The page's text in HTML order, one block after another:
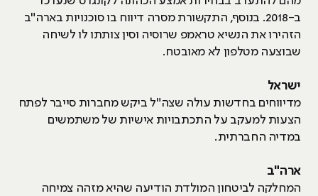
ב-2018. בנוסף, התקשורת מסרה דיווח בו סוכנויות בארה"ב
הזהירו את הנשיא טראמפ שרוסיה וסין צותתו לו לשיחה
שבוצעה מטלפון לא מאובטח.
ישראל
מדיווחים בחדשות עולה שצה"ל ביקש מחברות סייבר לפתח
הצעות למעקב על התכתבויות אישיות של משתמשים
במדיה החברתית.
ארה"ב
המחלקה לביטחון המולדת הודיעה שהיא מזהה צמיחה